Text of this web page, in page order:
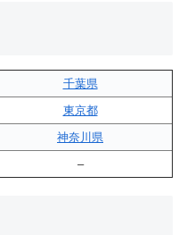
千葉県
東京都
神奈川県
–